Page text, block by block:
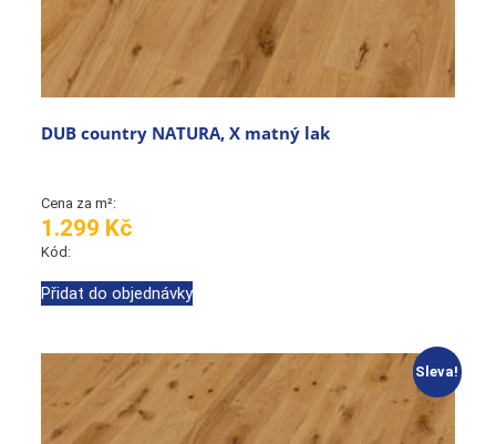
DUB country NATURA, X matný lak
Cena za m²:
1.299 Kč
Kód:
Přidat do objednávky
Sleva!